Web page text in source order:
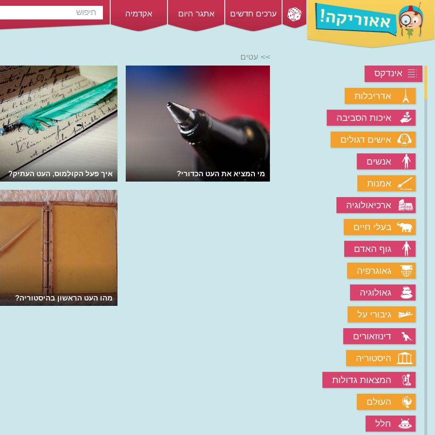
ערכים חדשים אתגר היום אקדמיה
אינדקס
אדריכלות
איכות הסביבה
אישים דגולים
אנשים
אמנות
ארכיאולוגיה
בעלי חיים
גוף האדם
גאוגרפיה
גאולוגיה
גיבורי על
דינוזאורים
היסטוריה
המצאות גדולות
העולם
חלל
>> עטים
איך פעל הקוּלְמוּס, העט העתיק? מי המציא את העט הכדורי?
מהו העט הראשון בהיסטוריה?